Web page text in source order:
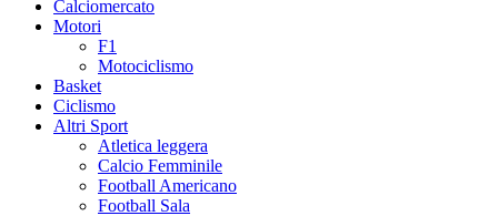
Calciomercato
Motori
F1
Motociclismo
Basket
Ciclismo
Altri Sport
Atletica leggera
Calcio Femminile
Football Americano
Football Sala